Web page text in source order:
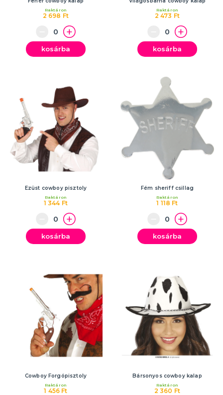
2 698 Ft
Raktáron
kosárba
2 473 Ft
Raktáron
kosárba
Ezüst cowboy pisztoly
1 344 Ft
Raktáron
kosárba
Fém sheriff csillag
1 118 Ft
Raktáron
kosárba
Cowboy Forgópisztoly
1 456 Ft
Raktáron
Bársonyos cowboy kalap
2 360 Ft
Raktáron